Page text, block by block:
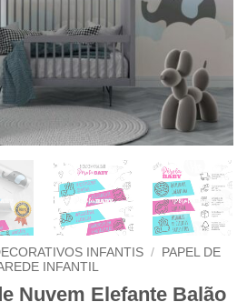
INFANTIS /
PAPEL DE
INFANTIL
Nuvem Elefante Balão